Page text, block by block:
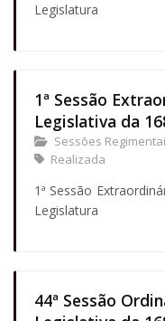
Legislatura
1ª Sessão
Legislativa da
Sessões
Realizada
1ª Sessão
Legislatura
44ª Sessão